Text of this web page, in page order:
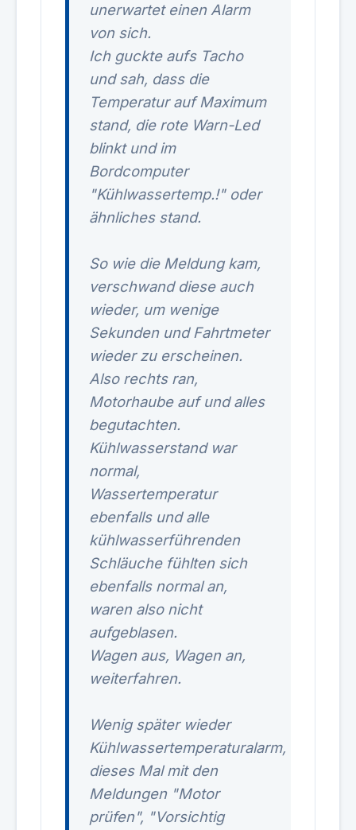
unerwartet einen Alarm
von sich.
Ich guckte aufs Tacho
und sah, dass die
Temperatur auf Maximum
stand, die rote Warn-Led
blinkt und im
Bordcomputer
"Kühlwassertemp.!" oder
ähnliches stand.
So wie die Meldung kam,
verschwand diese auch
wieder, um wenige
Sekunden und Fahrtmeter
wieder zu erscheinen.
Also rechts ran,
Motorhaube auf und alles
begutachten.
Kühlwasserstand war
normal,
Wassertemperatur
ebenfalls und alle
kühlwasserführenden
Schläuche fühlten sich
ebenfalls normal an,
waren also nicht
aufgeblasen.
Wagen aus, Wagen an,
weiterfahren.
Wenig später wieder
Kühlwassertemperaturalarm,
dieses Mal mit den
Meldungen "Motor
prüfen", "Vorsichtig